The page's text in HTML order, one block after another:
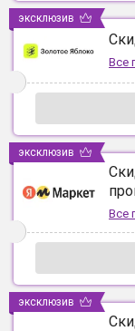
Все
эксклюзив
Все
эксклюзив
эксклюзив